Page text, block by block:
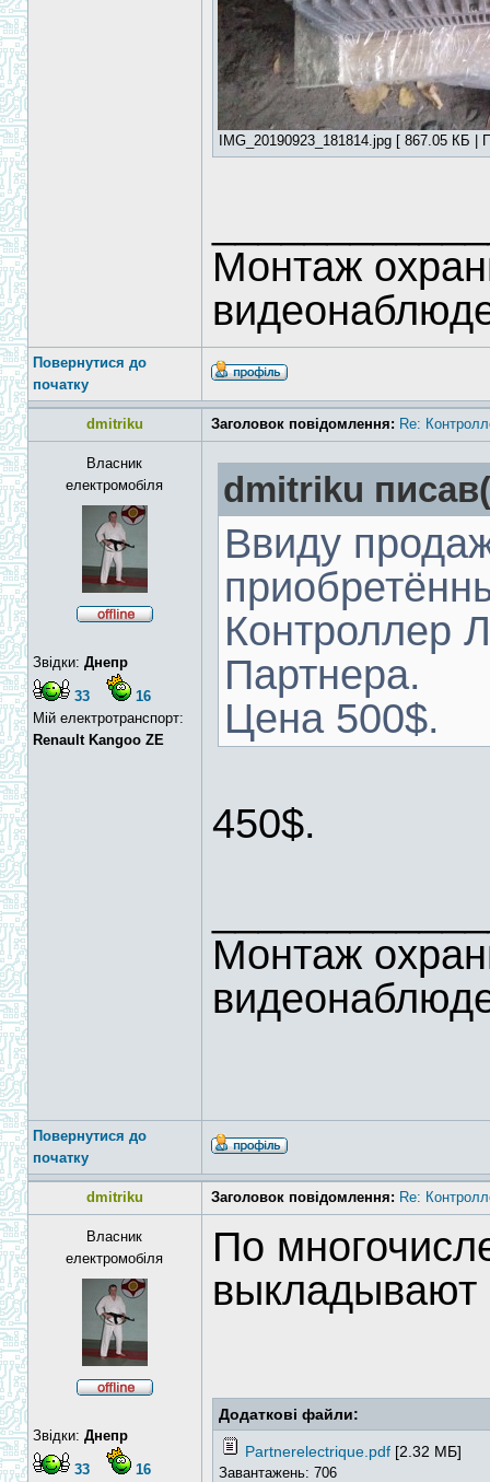
IMG_20190923_181814.jpg [ 867.05 КБ |
Монтаж
Повернутися до
початку
dmitriku Заголовок повідомлення: Re:
Власник
електромобіля
Звідки: Днепр
33
16
Мій електротранспорт:
Renault Kangoo ZE
dmitriku
Ввиду
Контроллер
Партнера.
Цена 500$.
450$.
Монтаж
Повернутися до
початку
dmitriku Заголовок повідомлення: Re:
Власник
електромобіля
Звідки: Днепр
33
16
По
Додаткові файли:
Partnerelectrique.pdf [2.32 МБ]
Завантажень: 706